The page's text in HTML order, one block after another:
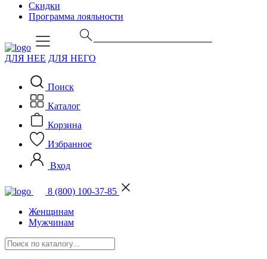
Скидки
Программа лояльности
ДЛЯ НЕЕ ДЛЯ НЕГО
Поиск
Каталог
Корзина
Избранное
Вход
8 (800) 100-37-85
Женщинам
Мужчинам